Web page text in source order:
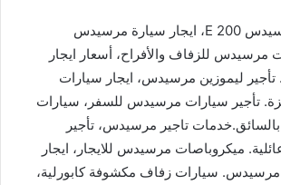
تأجير سيارات مرسيدس E 200، ايجار سيارة مرسيدس
مرسيدس للزفاف والأفراح، أسعار ايجار
تأجير ليموزين مرسيدس، ايجار سيارات
تأجير سيارات مرسيدس للسفر، سيارات
تاجير مرسيدس، تأجير
ميكروباصات مرسيدس للايجار، ايجار
سيارات زفاف مكشوفة كابورلية،